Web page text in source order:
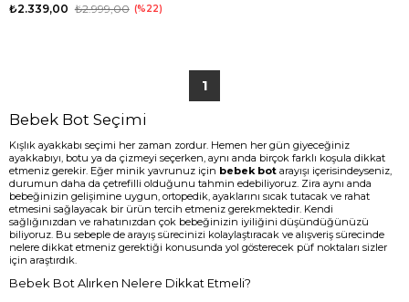
₺2.339,00 ₺2.999,00 %22
1
Bebek Bot Seçimi
Kışlık ayakkabı seçimi her zaman zordur. Hemen her gün giyeceğiniz
ayakkabıyı, botu ya da çizmeyi seçerken, aynı anda birçok farklı koşula dikkat
etmeniz gerekir. Eğer minik yavrunuz için bebek bot arayışı içerisindeyseniz,
durumun daha da çetrefilli olduğunu tahmin edebiliyoruz. Zira aynı anda
bebeğinizin gelişimine uygun, ortopedik, ayaklarını sıcak tutacak ve rahat
etmesini sağlayacak bir ürün tercih etmeniz gerekmektedir. Kendi
sağlığınızdan ve rahatınızdan çok bebeğinizin iyiliğini düşündüğünüzü
biliyoruz. Bu sebeple de arayış sürecinizi kolaylaştıracak ve alışveriş sürecinde
nelere dikkat etmeniz gerektiği konusunda yol gösterecek püf noktaları sizler
için araştırdık.
Bebek Bot Alırken Nelere Dikkat Etmeli?